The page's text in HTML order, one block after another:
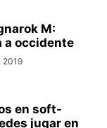
M:
a occidente
2019
en soft-
jugar en